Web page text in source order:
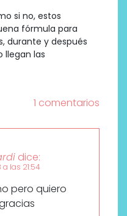
si no, estos
fórmula para
durante y después
llegan las
1 comentarios
dice:
las 21:54
pero quiero